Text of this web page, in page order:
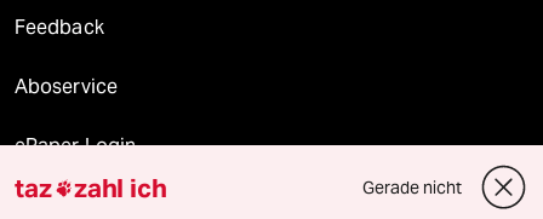
Feedback
Aboservice
ePaper Login
Downloads für Abonnierende
taz zahl ich Gerade nicht